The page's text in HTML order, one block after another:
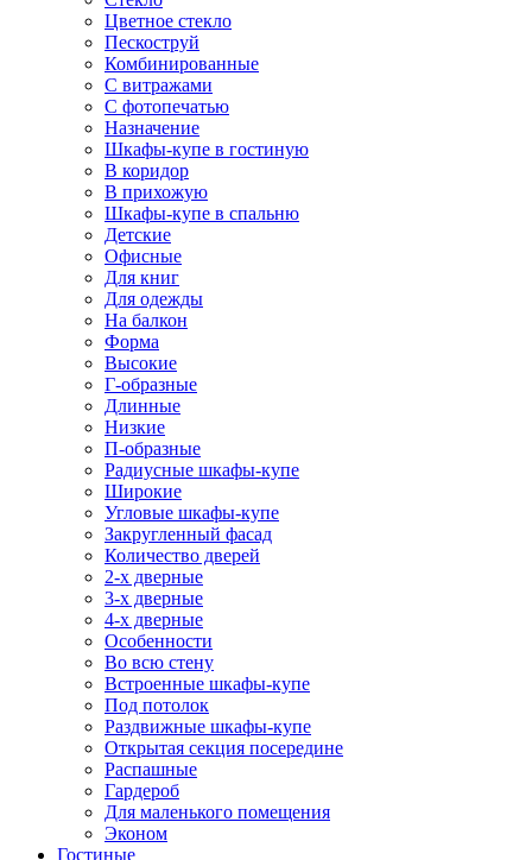
Цветное стекло
Пескоструй
Комбинированные
С витражами
С фотопечатью
Назначение
Шкафы-купе в гостиную
В коридор
В прихожую
Шкафы-купе в спальню
Детские
Офисные
Для книг
Для одежды
На балкон
Форма
Высокие
Г-образные
Длинные
Низкие
П-образные
Радиусные шкафы-купе
Широкие
Угловые шкафы-купе
Закругленный фасад
Количество дверей
2-х дверные
3-х дверные
4-х дверные
Особенности
Во всю стену
Встроенные шкафы-купе
Под потолок
Раздвижные шкафы-купе
Открытая секция посередине
Распашные
Гардероб
Для маленького помещения
Эконом
Гостиные